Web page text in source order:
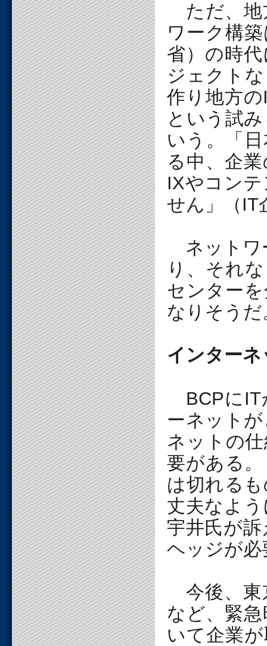
ただ、地
ワーク構
省）の時
ジェクト
作り地方
という試
いう。「
る中、企
IXやコン
せん」（IT
ネットワ
り、それ
センター
なりそうだ
インター
BCPにIT
ーネット
ネットの
要がある
は切れる
丈夫なよ
宇井氏が
ヘッジが必
今後、東
など、緊
いて企業